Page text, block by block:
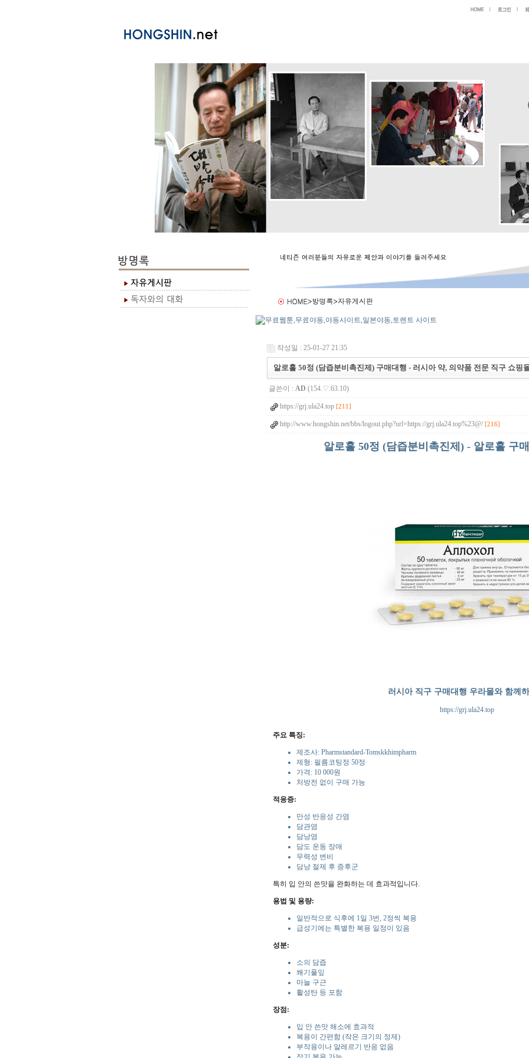
작성일 : 25-01-27 21:35
알로홀 50정 (담즙분비촉진제) 구매대행 - 러시아 약, 의약품 전문 직구 쇼핑
글쓴이 : AD (154.♡.63.10)
https://grj.ula24.top [211]
http://www.hongshin.net/bbs/logout.php?url=https://grj.ula24.top%23@/ [216]
알로홀 50정 (담즙분비촉진제) - 알로홀 구
러시아 직구 구매대행 우라몰와 함께
https://grj.ula24.top
주요 특징:
제조사: Pharmstandard-Tomskkhimpharm
제형: 필름코팅정 50정
가격: 10 000원
처방전 없이 구매 가능
적응증:
만성 반응성 간염
담관염
담낭염
담도 운동 장애
무력성 변비
담낭 절제 후 증후군
특히 입 안의 쓴맛을 완화하는 데 효과적입니다.
용법 및 용량:
일반적으로 식후에 1일 3번, 2정씩 복용
급성기에는 특별한 복용 일정이 있음
성분:
소의 담즙
쐐기풀잎
마늘 구근
활성탄 등 포함
장점:
입 안 쓴맛 해소에 효과적
복용이 간편함 (작은 크기의 정제)
부작용이나 알레르기 반응 없음